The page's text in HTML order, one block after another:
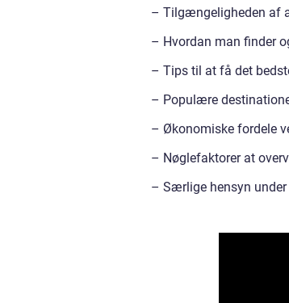
– Tilgængeligheden af
– Hvordan man finder
– Tips til at få det
– Populære
– Økonomiske fordele
– Nøglefaktorer at
– Særlige hensyn under